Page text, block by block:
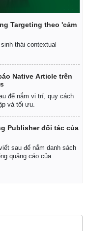
điệu
nghệ
đổi số
Targeting theo 'cảm
thái contextual
Native Article trên
để nắm vị trí, quy cách
và tối ưu.
Publisher đối tác của
sau để nắm danh sách
quảng cáo của